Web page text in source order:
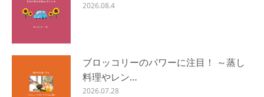
2026.08.4
ブロッコリーのパワーに注目！ ～蒸し
料理やレン…
2026.07.28